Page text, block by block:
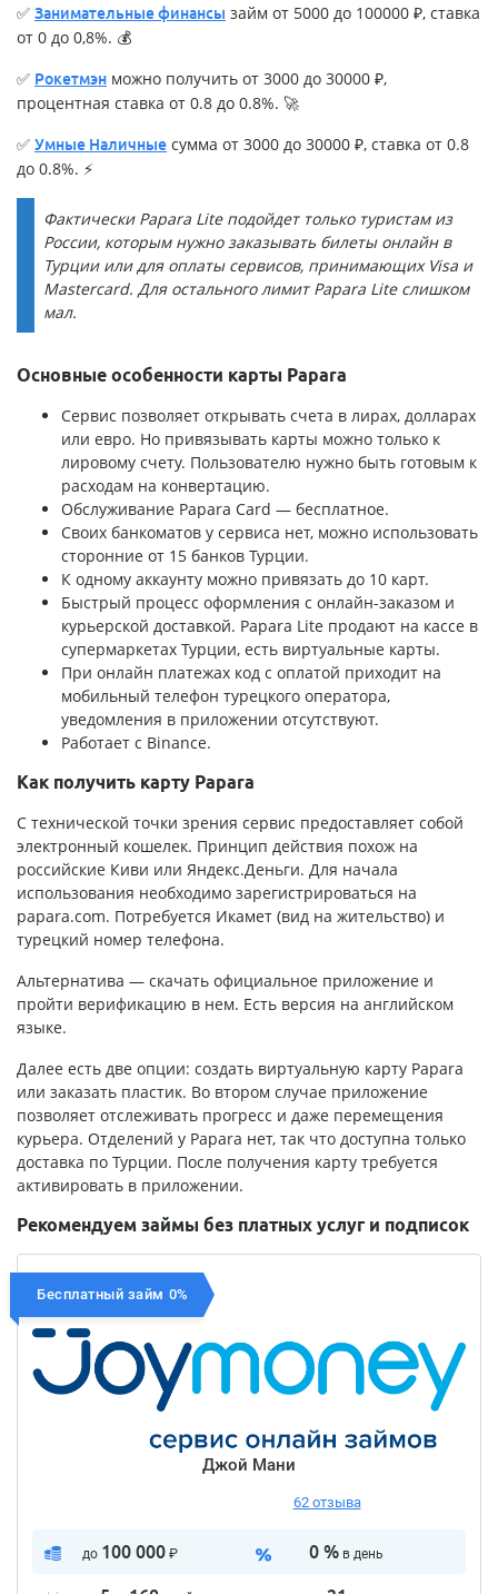
✅ Занимательные финансы займ от 5000 до 100000 ₽, ставка
от 0 до 0,8%. 💰
✅ Рокетмэн можно получить от 3000 до 30000 ₽,
процентная ставка от 0.8 до 0.8%. 🚀
✅ Умные Наличные сумма от 3000 до 30000 ₽, ставка от 0.8
до 0.8%. ⚡
Фактически Papara Lite подойдет только туристам из
России, которым нужно заказывать билеты онлайн в
Турции или для оплаты сервисов, принимающих Visa и
Mastercard. Для остального лимит Papara Lite слишком
мал.
Основные особенности карты Papara
Сервис позволяет открывать счета в лирах, долларах
или евро. Но привязывать карты можно только к
лировому счету. Пользователю нужно быть готовым к
расходам на конвертацию.
Обслуживание Papara Card — бесплатное.
Своих банкоматов у сервиса нет, можно использовать
сторонние от 15 банков Турции.
К одному аккаунту можно привязать до 10 карт.
Быстрый процесс оформления с онлайн-заказом и
курьерской доставкой. Papara Lite продают на кассе в
супермаркетах Турции, есть виртуальные карты.
При онлайн платежах код с оплатой приходит на
мобильный телефон турецкого оператора,
уведомления в приложении отсутствуют.
Работает с Binance.
Как получить карту Papara
С технической точки зрения сервис предоставляет собой
электронный кошелек. Принцип действия похож на
российские Киви или Яндекс.Деньги. Для начала
использования необходимо зарегистрироваться на
papara.com. Потребуется Икамет (вид на жительство) и
турецкий номер телефона.
Альтернатива — скачать официальное приложение и
пройти верификацию в нем. Есть версия на английском
языке.
Далее есть две опции: создать виртуальную карту Papara
или заказать пластик. Во втором случае приложение
позволяет отслеживать прогресс и даже перемещения
курьера. Отделений у Papara нет, так что доступна только
доставка по Турции. После получения карту требуется
активировать в приложении.
Рекомендуем займы без платных услуг и подписок
Бесплатный займ 0%
Джой Мани
62 отзыва
до 100 000₽ 0 %в день